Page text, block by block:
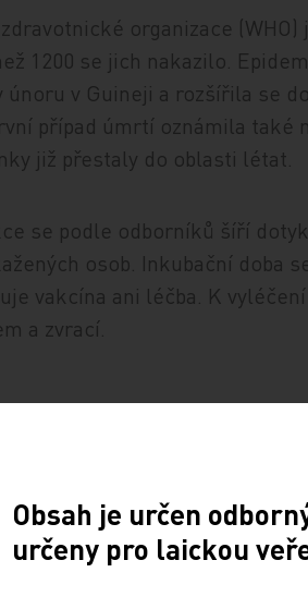
organizace
1200 se jich nakazilo.
únoru v Guineji a rozšířila se
případ úmrtí oznámila také
již přestaly do oblasti létat.
se podle odborníků šíří
osob. Inkubační doba
vakcína ani léčba. K
a zvrací.
Obsah je určen
určeny pro laickou